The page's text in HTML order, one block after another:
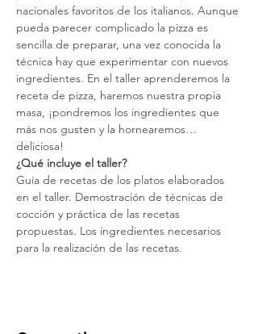
nacionales favoritos de los italianos. Aunque
pueda parecer complicado la pizza es
sencilla de preparar, una vez conocida la
técnica hay que experimentar con nuevos
ingredientes. En el taller aprenderemos la
receta de pizza, haremos nuestra propia
masa, ¡pondremos los ingredientes que
más nos gusten y la hornearemos…
deliciosa!
¿Qué incluye el taller?
Guía de recetas de los platos elaborados
en el taller. Demostración de técnicas de
cocción y práctica de las recetas
propuestas. Los ingredientes necesarios
para la realización de las recetas.